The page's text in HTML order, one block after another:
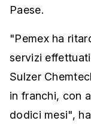
Paese.
"Pemex ha
servizi
Sulzer
in franchi, con
dodici mesi",